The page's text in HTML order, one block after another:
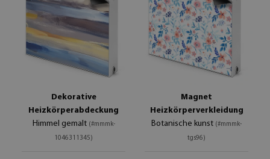
Dekorative
Heizkörperabdeckung
Himmel gemalt (#mmmk-
1046311345)
Magnet
Heizkörperverkleidung
Botanische kunst (#mmmk-
tgs96)